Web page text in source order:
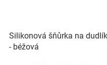
Silikonová šňůrka na dudlík
- béžová